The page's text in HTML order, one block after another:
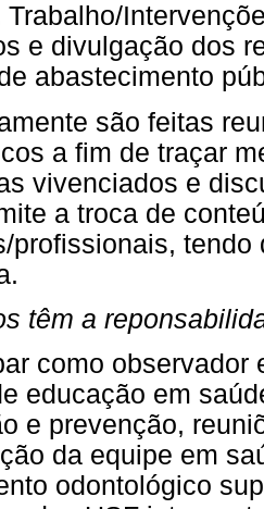
Trabalho/
e divulgação dos
abastecimento
são feitas
a fim de traçar
vivenciados e
a troca de
profissionais,
têm a
como observador
educação em
e prevenção,
da equipe em
odontológico